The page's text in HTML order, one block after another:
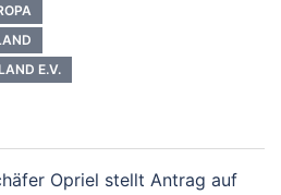
E.V.
Opriel stellt Antrag auf